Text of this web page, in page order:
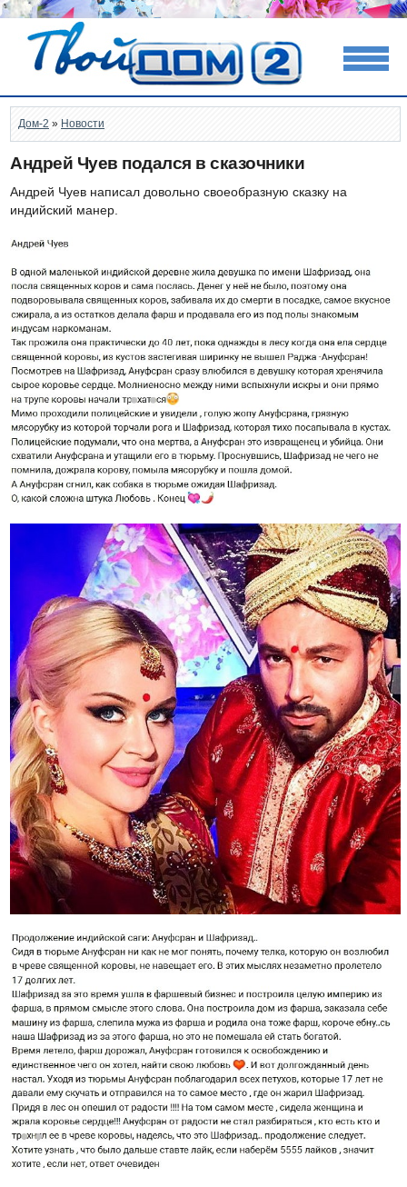
Дом-2 » Новости
Андрей Чуев подался в сказочники
Андрей Чуев написал довольно своеобразную сказку на
индийский манер.